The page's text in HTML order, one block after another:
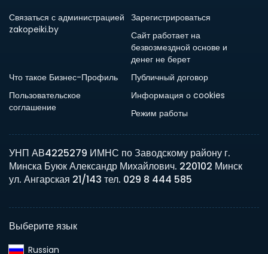
Связаться с администрацией
zakopeiki.by
Зарегистрироваться
Сайт работает на
безвозмездной основе и
денег не берет
Что такое Бизнес-Профиль
Публичный договор
Пользовательское
соглашение
Информация о cookies
Режим работы
УНП АВ4225279 ИМНС по Заводскому району г.
Минска Буюк Александр Михайлович. 220102 Минск
ул. Ангарская 21/143 тел. 029 8 444 585
Выберите язык
Russian‎